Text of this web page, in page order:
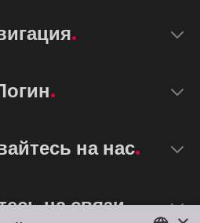
на нас
на связи